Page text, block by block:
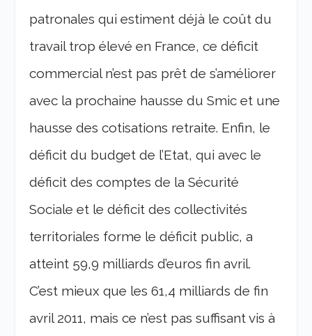
patronales qui estiment déjà le coût du
travail trop élevé en France, ce déficit
commercial n’est pas prêt de s’améliorer
avec la prochaine hausse du Smic et une
hausse des cotisations retraite. Enfin, le
déficit du budget de l’Etat, qui avec le
déficit des comptes de la Sécurité
Sociale et le déficit des collectivités
territoriales forme le déficit public, a
atteint 59,9 milliards d’euros fin avril.
C’est mieux que les 61,4 milliards de fin
avril 2011, mais ce n’est pas suffisant vis à